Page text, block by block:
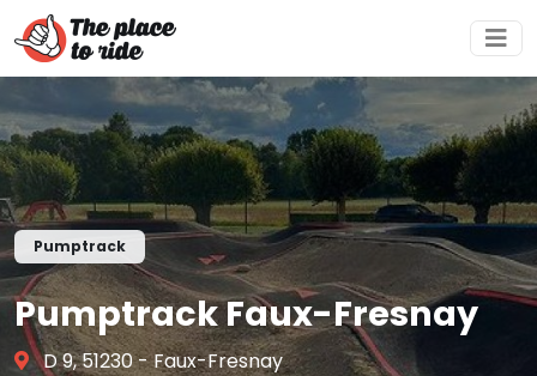
Pumptrack
Pumptrack Faux-Fresnay
D 9, 51230 - Faux-Fresnay